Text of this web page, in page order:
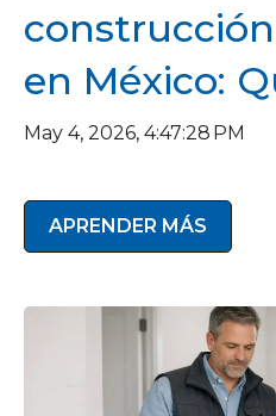
en México:
May 4, 2026, 4:47:28 PM
APRENDER MÁS